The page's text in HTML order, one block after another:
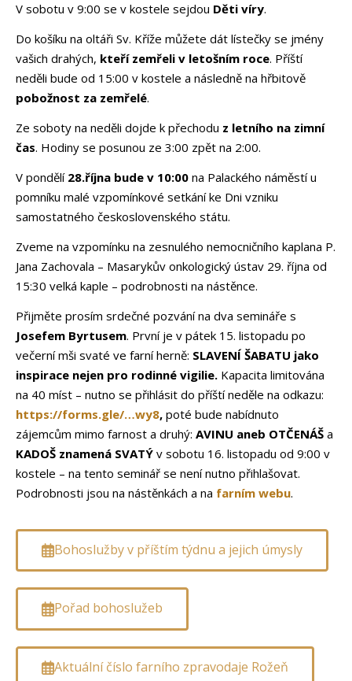
V sobotu v 9:00 se v kostele sejdou Děti víry.
Do košíku na oltáři Sv. Kříže můžete dát lístečky se jmény
vašich drahých, kteří zemřeli v letošním roce. Příští
neděli bude od 15:00 v kostele a následně na hřbitově
pobožnost za zemřelé.
Ze soboty na neděli dojde k přechodu z letního na zimní
čas. Hodiny se posunou ze 3:00 zpět na 2:00.
V pondělí 28.října bude v 10:00 na Palackého náměstí u
pomníku malé vzpomínkové setkání ke Dni vzniku
samostatného československého státu.
Zveme na vzpomínku na zesnulého nemocničního kaplana P.
Jana Zachovala – Masarykův onkologický ústav 29. října od
15:30 velká kaple – podrobnosti na nástěnce.
Přijměte prosím srdečné pozvání na dva semináře s
Josefem Byrtusem. První je v pátek 15. listopadu po
večerní mši svaté ve farní herně: SLAVENÍ ŠABATU jako
inspirace nejen pro rodinné vigilie. Kapacita limitována
na 40 míst – nutno se přihlásit do příští neděle na odkazu:
https://forms.gle/…wy8, poté bude nabídnuto
zájemcům mimo farnost a druhý: AVINU aneb OTČENÁŠ a
KADOŠ znamená SVATÝ v sobotu 16. listopadu od 9:00 v
kostele – na tento seminář se není nutno přihlašovat.
Podrobnosti jsou na nástěnkách a na farním webu.
Bohoslužby v příštím týdnu a jejich úmysly
Pořad bohoslužeb
Aktuální číslo farního zpravodaje Rožeň